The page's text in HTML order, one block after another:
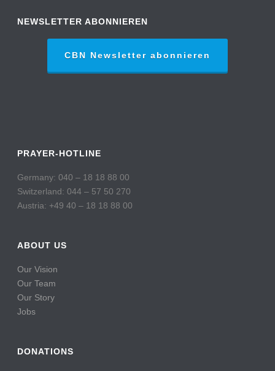
NEWSLETTER ABONNIEREN
CBN Newsletter abonnieren
PRAYER-HOTLINE
Germany: 040 – 18 18 88 00
Switzerland: 044 – 57 50 270
Austria: +49 40 – 18 18 88 00
ABOUT US
Our Vision
Our Team
Our Story
Jobs
DONATIONS